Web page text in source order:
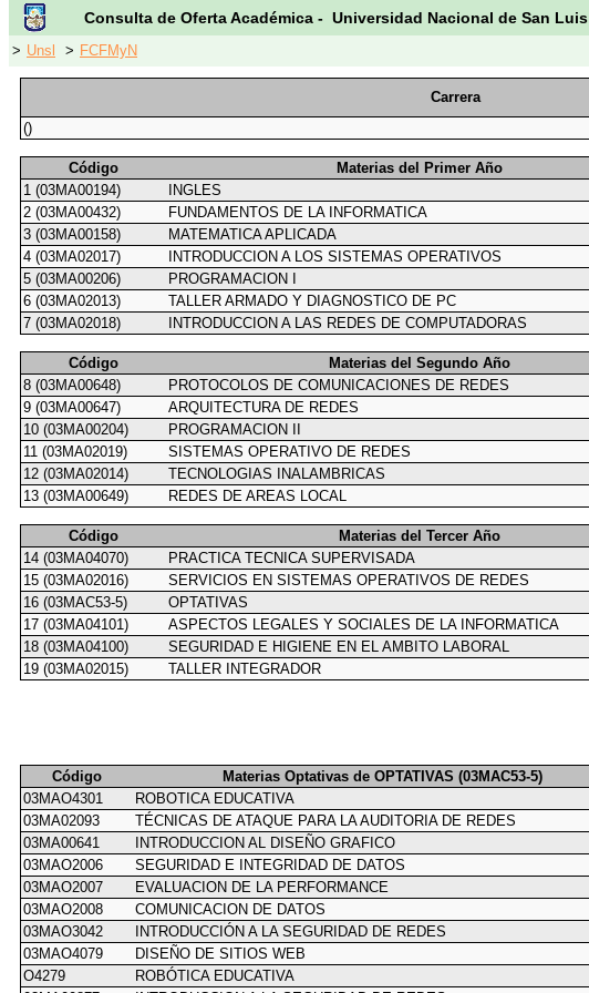
Consulta de Oferta Académica - Universidad Nacional de San Luis
> Unsl > FCFMyN
Carrera
()
Código Materias del Primer Año
1 (03MA00194)
INGLES
2 (03MA00432)
FUNDAMENTOS DE LA INFORMATICA
3 (03MA00158)
MATEMATICA APLICADA
4 (03MA02017)
INTRODUCCION A LOS SISTEMAS OPERATIVOS
5 (03MA00206)
PROGRAMACION I
6 (03MA02013)
TALLER ARMADO Y DIAGNOSTICO DE PC
7 (03MA02018)
INTRODUCCION A LAS REDES DE COMPUTADORAS
Código Materias del Segundo Año
8 (03MA00648)
PROTOCOLOS DE COMUNICACIONES DE REDES
9 (03MA00647)
ARQUITECTURA DE REDES
10 (03MA00204)
PROGRAMACION II
11 (03MA02019)
SISTEMAS OPERATIVO DE REDES
12 (03MA02014)
TECNOLOGIAS INALAMBRICAS
13 (03MA00649)
REDES DE AREAS LOCAL
Código Materias del Tercer Año
14 (03MA04070)
PRACTICA TECNICA SUPERVISADA
15 (03MA02016)
SERVICIOS EN SISTEMAS OPERATIVOS DE REDES
16 (03MAC53-5)
OPTATIVAS
17 (03MA04101)
ASPECTOS LEGALES Y SOCIALES DE LA INFORMATICA
18 (03MA04100)
SEGURIDAD E HIGIENE EN EL AMBITO LABORAL
19 (03MA02015)
TALLER INTEGRADOR
Código Materias Optativas de OPTATIVAS (03MAC53-5)
03MAO4301
ROBOTICA EDUCATIVA
03MA02093
TÉCNICAS DE ATAQUE PARA LA AUDITORIA DE REDES
03MA00641
INTRODUCCION AL DISEÑO GRAFICO
03MAO2006
SEGURIDAD E INTEGRIDAD DE DATOS
03MAO2007
EVALUACION DE LA PERFORMANCE
03MAO2008
COMUNICACION DE DATOS
03MAO3042
INTRODUCCIÓN A LA SEGURIDAD DE REDES
03MAO4079
DISEÑO DE SITIOS WEB
O4279
ROBÓTICA EDUCATIVA